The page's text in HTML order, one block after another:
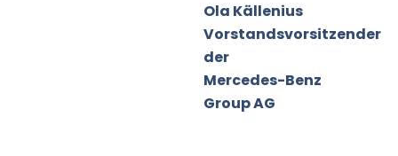
Ola Källenius
Vorstandsvorsitzender
der
Mercedes-Benz
Group AG